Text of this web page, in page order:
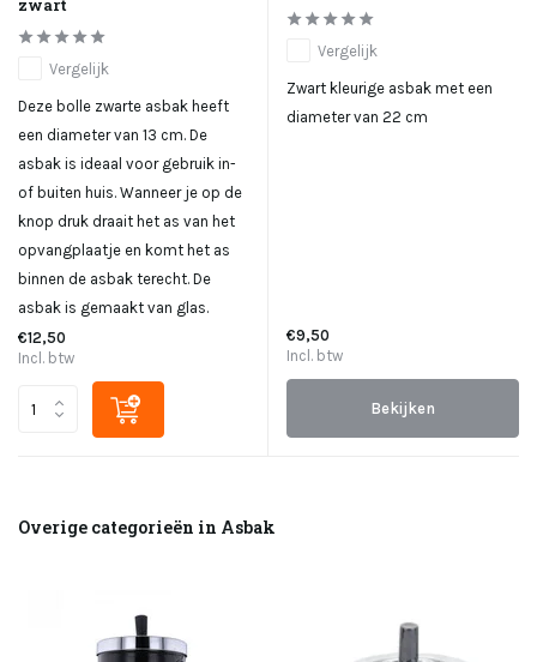
zwart
Vergelijk
Deze bolle zwarte asbak heeft
een diameter van 13 cm. De
asbak is ideaal voor gebruik in-
of buiten huis. Wanneer je op de
knop druk draait het as van het
opvangplaatje en komt het as
binnen de asbak terecht. De
asbak is gemaakt van glas.
€12,50
Incl. btw
Vergelijk
Zwart kleurige asbak met een
diameter van 22 cm
€9,50
Incl. btw
Bekijken
Overige categorieën in Asbak